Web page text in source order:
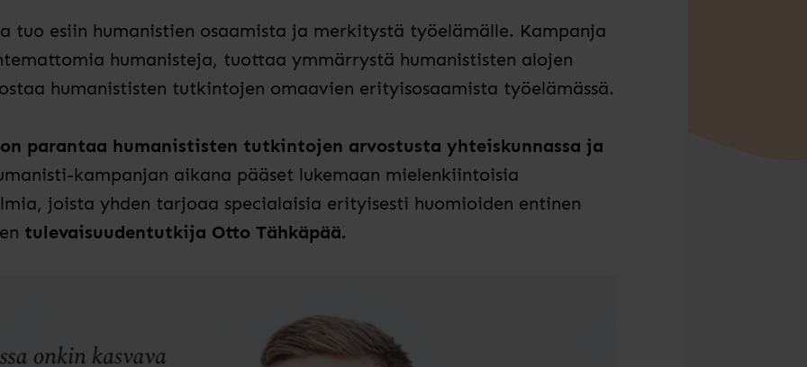
tuo esiin humanistien osaamista ja merkitystä työelämälle. Kampanja
humanisteja, tuottaa ymmärrystä humanististen alojen
humanististen tutkintojen omaavien erityisosaamista työelämässä.
parantaa humanististen tutkintojen arvostusta yhteiskunnassa ja
kampanjan aikana pääset lukemaan mielenkiintoisia
joista yhden tarjoaa specialaisia erityisesti huomioiden entinen
tulevaisuudentutkija Otto Tähkäpää.